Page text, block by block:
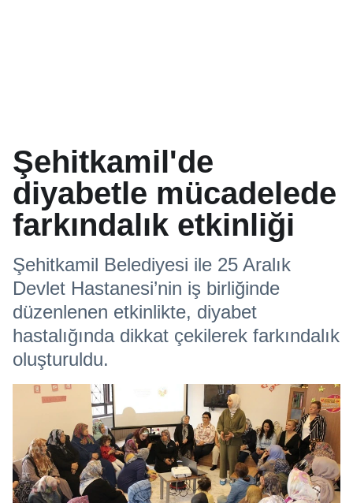
Şehitkamil'de
diyabetle mücadelede
farkındalık etkinliği
Şehitkamil Belediyesi ile 25 Aralık
Devlet Hastanesi’nin iş birliğinde
düzenlenen etkinlikte, diyabet
hastalığında dikkat çekilerek farkındalık
oluşturuldu.